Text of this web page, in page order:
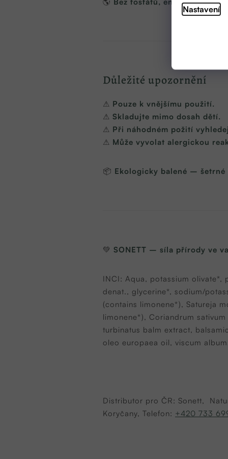
Nastavení
Důležité upozornění
⚠ Pouze k vnějšímu použití.
⚠ Skladujte mimo dosah dětí.
⚠ Při náhodném požití
⚠ Může vyvolat alergickou
📦 Ekologicky balené – šetrné
💚 SONETT – síla přírody ve
INCI: Aqua, potassium
denat., glycerine*, sodium/
(contains limonene*), Satureja
limonene*), Coriandrum
turbinatus balm extract,
oleo europaea oil, viscum
Distributor pro ČR: Sonett,
Koryčany, Telefon: +420 733